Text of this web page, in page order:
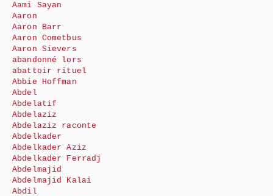
Aami Sayan
Aaron
Aaron Barr
Aaron Cometbus
Aaron Sievers
abandonné lors
abattoir rituel
Abbie Hoffman
Abdel
Abdelatif
Abdelaziz
Abdelaziz raconte
Abdelkader
Abdelkader Aziz
Abdelkader Ferradj
Abdelmajid
Abdelmajid Kalai
Abdil